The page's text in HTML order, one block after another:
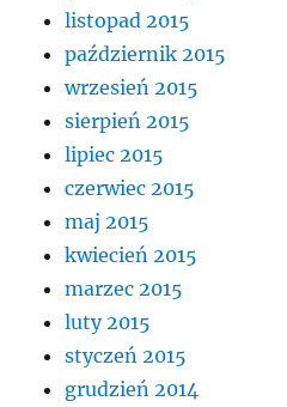
listopad 2015
październik 2015
wrzesień 2015
sierpień 2015
lipiec 2015
czerwiec 2015
maj 2015
kwiecień 2015
marzec 2015
luty 2015
styczeń 2015
grudzień 2014